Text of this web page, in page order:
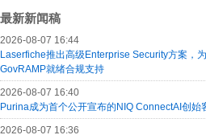
最新新闻稿
2026-08-07 16:44
Laserfiche推出高级Enterprise Security方案，
GovRAMP就绪合规支持
2026-08-07 16:40
Purina成为首个公开宣布的NIQ ConnectAI创始
2026-08-07 16:36